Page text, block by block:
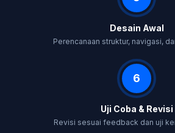
Desain Awal
Perencanaan struktur, navigasi,
6
Uji Coba & Revisi
Revisi sesuai feedback dan uji